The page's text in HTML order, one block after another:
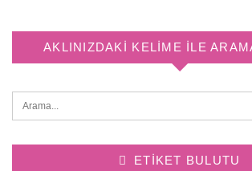
AKLINIZDAKI KELIME ILE
ETIKET BULUTU